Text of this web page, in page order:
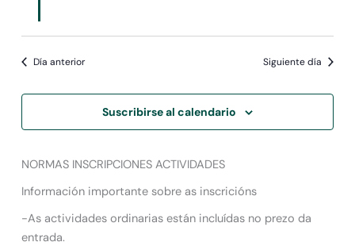
Día anterior Siguiente día
Suscribirse al calendario
NORMAS INSCRIPCIONES ACTIVIDADES
Información importante sobre as inscricións
-As actividades ordinarias están incluídas no prezo da
entrada.